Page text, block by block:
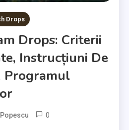
Drops
Drops: Criterii
Instrucțiuni De
Programul
Popescu 0